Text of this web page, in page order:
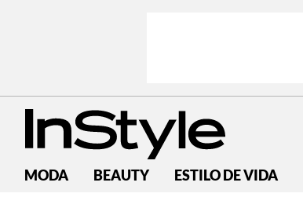
MODA BEAUTY ESTILO DE VIDA